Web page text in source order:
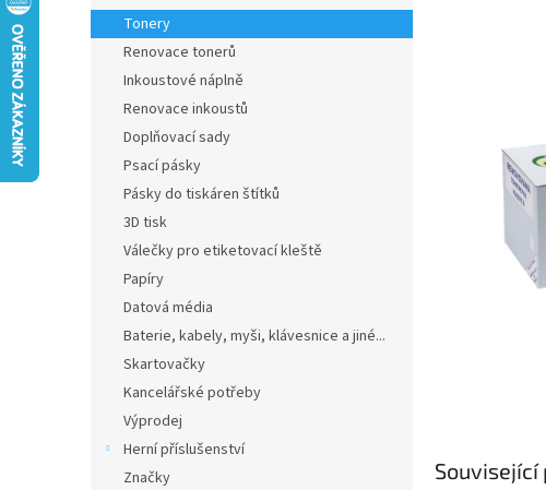
r
a
Tonery
Renovace tonerů
Inkoustové náplně
Renovace inkoustů
Doplňovací sady
Psací pásky
Pásky do tiskáren štítků
3D tisk
Válečky pro etiketovací kleště
Papíry
Datová média
Baterie, kabely, myši, klávesnice a jiné...
Skartovačky
Kancelářské potřeby
Výprodej
Herní příslušenství
Značky